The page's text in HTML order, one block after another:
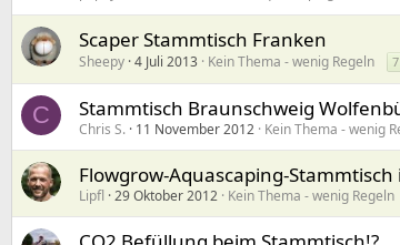
Scaper Stammtisch Franken
Sheepy 4 Juli 2013 Kein Thema - wenig Regeln 7
C Stammtisch Braunschweig
Chris S. 11 November 2012 Kein Thema - wenig
Flowgrow-Aquascaping-Stammtisch
Lipfl 29 Oktober 2012 Kein Thema - wenig Regeln